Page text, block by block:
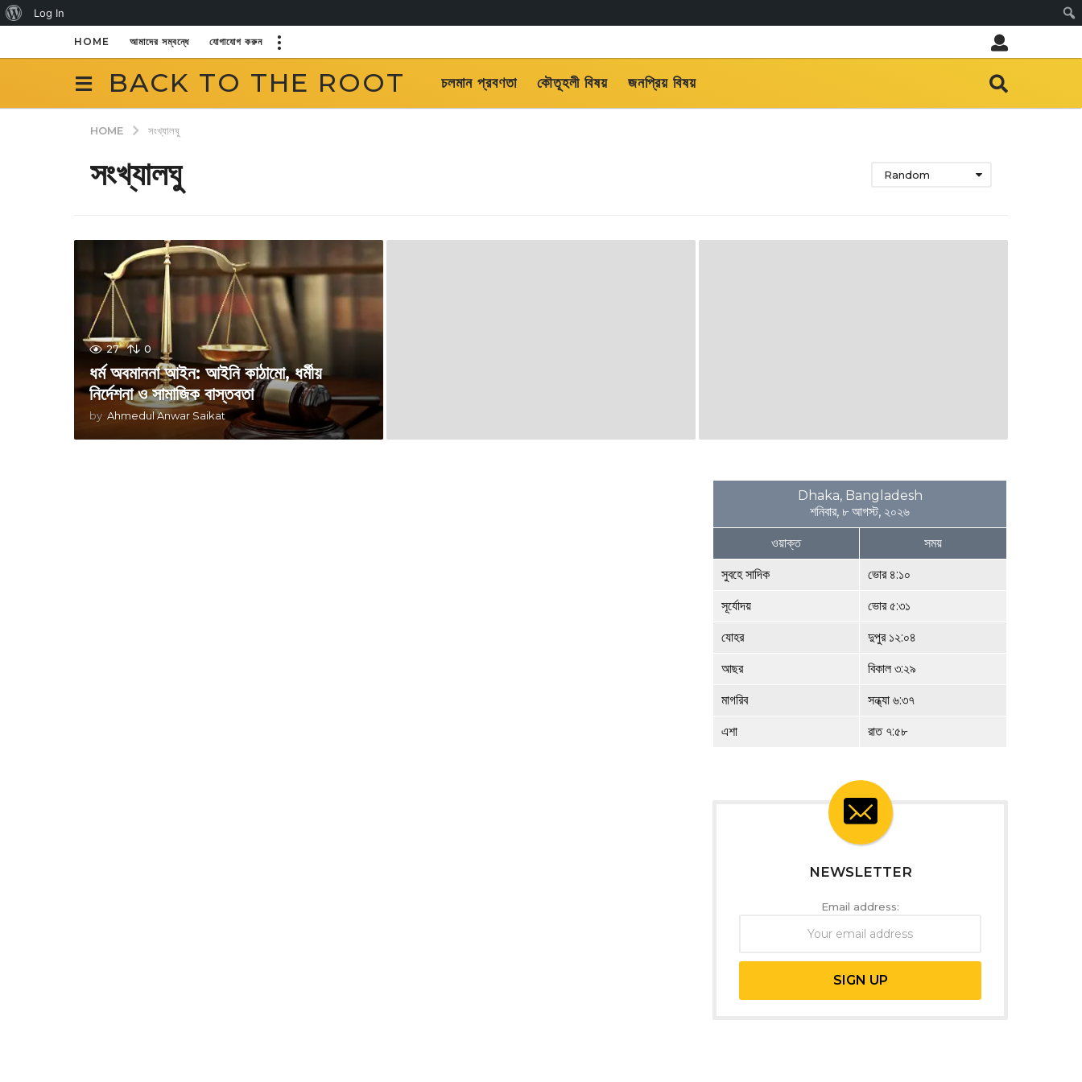
About
WordPress
Log In
HOME আমাদের সম্বন্ধে যোগাযোগ করুন
BACK TO THE ROOT চলমান প্রবণতা কৌতূহলী বিষয় জনপ্রিয় বিষয়
HOME সংখ্যালঘু
সংখ্যালঘু Random
27 0
ধর্ম অবমাননা আইন: আইনি কাঠামো, ধর্মীয়
নির্দেশনা ও সামাজিক বাস্তবতা
by Ahmedul Anwar Saikat
Dhaka, Bangladesh
শনিবার, ৮ আগস্ট, ২০২৬
ওয়াক্ত সময়
সুবহে সাদিক ভোর ৪:১০
সূর্যোদয় ভোর ৫:৩১
যোহর দুপুর ১২:০৪
আছর বিকাল ৩:২৯
মাগরিব সন্ধ্যা ৬:৩৭
এশা রাত ৭:৫৮
NEWSLETTER
Email address: